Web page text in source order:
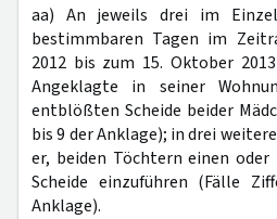
aa) An jeweils drei im
bestimmbaren Tagen im
2012 bis zum 15. Oktober
Angeklagte in seiner
entblößten Scheide beider
bis 9 der Anklage); in drei
er, beiden Töchtern einen
Scheide einzuführen (Fälle
Anklage).